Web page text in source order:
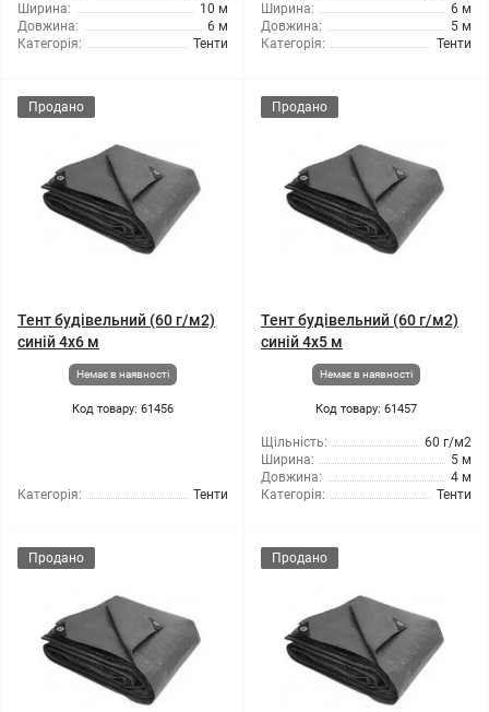
Ширина:
10 м
Довжина:
6 м
Категорія:
Тенти
Ширина:
6 м
Довжина:
5 м
Категорія:
Тенти
Продано
Тент будівельний (60 г/м2)
синій 4х6 м
Немає в наявності
Код товару: 61456
Категорія: Тенти
Продано
Тент будівельний (60 г/м2)
синій 4х5 м
Немає в наявності
Код товару: 61457
Щільність:
60 г/м2
Ширина:
5 м
Довжина:
4 м
Категорія:
Тенти
Продано Продано